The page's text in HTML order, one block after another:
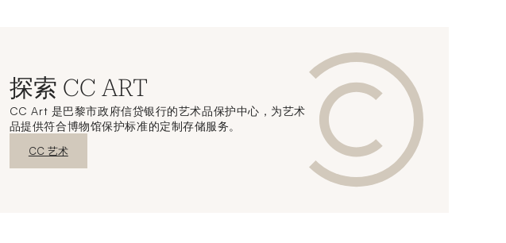
探索 CC ART
CC Art 是巴黎市政府信贷银行的艺术品保护中心，为艺术
品提供符合博物馆保护标准的定制存储服务。
新窗口发现
CC 艺术